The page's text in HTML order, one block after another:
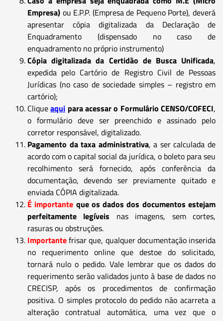
Empresa) ou E.P.P. (Empresa de Pequeno Porte), deverá
apresentar cópia digitalizada da Declaração de
Enquadramento (dispensado no caso de
enquadramento no próprio instrumento)
Cópia digitalizada da Certidão de Busca Unificada,
expedida pelo Cartório de Registro Civil de Pessoas
Jurídicas (no caso de sociedade simples – registro em
cartório);
Cliqueaqui para acessar o Formulário CENSO/COFECI,
o formulário deve ser preenchido e assinado pelo
corretor responsável, digitalizado.
Pagamento da taxa administrativa, a ser calculada de
acordo com o capital social da jurídica, o boleto para seu
recolhimento será fornecido, após conferência da
documentação, devendo ser previamente quitado e
enviada CÓPIA digitalizada.
É importante que os dados dos documentos estejam
perfeitamente legíveis nas imagens, sem cortes,
rasuras ou obstruções.
Importantefrisar que, qualquer documentação inserida
no requerimento online que destoe do solicitado,
tornará nulo o pedido. Vale lembrar que os dados do
requerimento serão validados junto à base de dados no
CRECISP, após os procedimentos de confirmação
positiva. O simples protocolo do pedido não acarreta a
alteração contratual automática, uma vez que o